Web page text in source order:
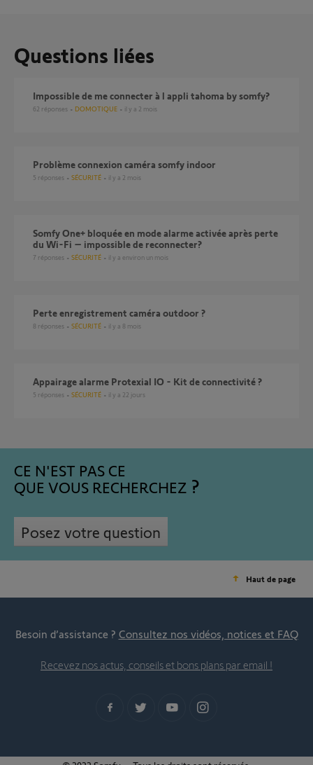
Questions liées
Impossible de me connecter à l appli tahoma by somfy?
62 réponses DOMOTIQUE il y a 2 mois
Problème connexion caméra somfy indoor
5 réponses SÉCURITÉ il y a 2 mois
Somfy One+ bloquée en mode alarme activée après perte
du Wi-Fi – impossible de reconnecter?
7 réponses SÉCURITÉ il y a environ un mois
Perte enregistrement caméra outdoor ?
8 réponses SÉCURITÉ il y a 8 mois
Appairage alarme Protexial IO - Kit de connectivité ?
5 réponses SÉCURITÉ il y a 22 jours
CE N'EST PAS CE
QUE VOUS RECHERCHEZ
Posez votre question
Haut de page
Besoin d’assistance ? Consultez nos vidéos, notices et FAQ
Recevez nos actus, conseils et bons plans par email !